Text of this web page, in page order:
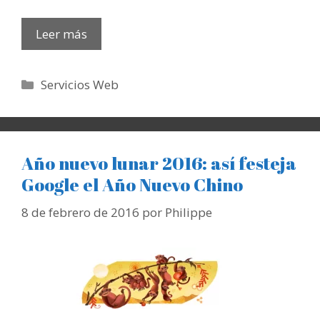
Leer más
Categorías
Servicios Web
Año nuevo lunar 2016: así festeja
Google el Año Nuevo Chino
8 de febrero de 2016 por Philippe